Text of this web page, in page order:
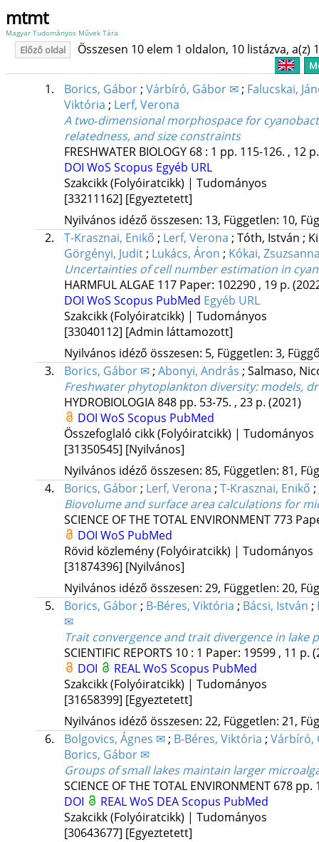
mtmt
Magyar Tudományos Művek Tára
Előző oldal Összesen 10 elem 1 oldalon, 10 listázva, a(z)
1. Borics, Gábor; Várbíró, Gábor ✉; Falucskai,
Viktória ; Lerf, Verona
A two‐dimensional morphospace for
relatedness, and size constraints
FRESHWATER BIOLOGY 68: 1 pp. 115-126. , 12
DOI WoS Scopus Egyéb URL
Szakcikk (Folyóiratcikk) | Tudományos
[33211162] [Egyeztetett]
Nyilvános idéző összesen: 13, Független: 10,
2.
T-Krasznai, Enikő ; Lerf, Verona ; Tóth, István ;
Görgényi, Judit; Lukács, Áron ; Kókai,
Uncertainties of cell number estimation in
HARMFUL ALGAE 117 Paper: 102290 , 19 p.
DOI WoS Scopus PubMed Egyéb URL
Szakcikk (Folyóiratcikk) | Tudományos
[33040112] [Admin láttamozott]
Nyilvános idéző összesen: 5, Független: 3,
3.
Borics, Gábor ✉; Abonyi, András ; Salmaso,
Freshwater phytoplankton diversity: models,
HYDROBIOLOGIA848 pp. 53-75. , 23 p. (2021)
DOI WoS Scopus PubMed
Összefoglaló cikk (Folyóiratcikk) | Tudományos
[31350545] [Nyilvános]
Nyilvános idéző összesen: 85, Független: 81,
4.
Borics, Gábor; Lerf, Verona ; T-Krasznai, Enikő ;
Biovolume and surface area calculations for
SCIENCE OF THE TOTAL ENVIRONMENT773
DOI WoS PubMed
Rövid közlemény (Folyóiratcikk) | Tudományos
[31874396] [Nyilvános]
Nyilvános idéző összesen: 29, Független: 20,
5.
Borics, Gábor; B-Béres, Viktória ; Bácsi, István ;
✉
Trait convergence and trait divergence in
SCIENTIFIC REPORTS 10: 1 Paper: 19599 , 11 p.
DOI
REALWoS Scopus PubMed
Szakcikk (Folyóiratcikk) | Tudományos
[31658399] [Egyeztetett]
Nyilvános idéző összesen: 22, Független: 21,
6.
Bolgovics, Ágnes ✉; B-Béres, Viktória ; Várbíró,
Borics, Gábor ✉
Groups of small lakes maintain larger
SCIENCE OF THE TOTAL ENVIRONMENT 678 pp.
DOI
REALWoS DEAScopus PubMed
Szakcikk (Folyóiratcikk) | Tudományos
[30643677] [Egyeztetett]